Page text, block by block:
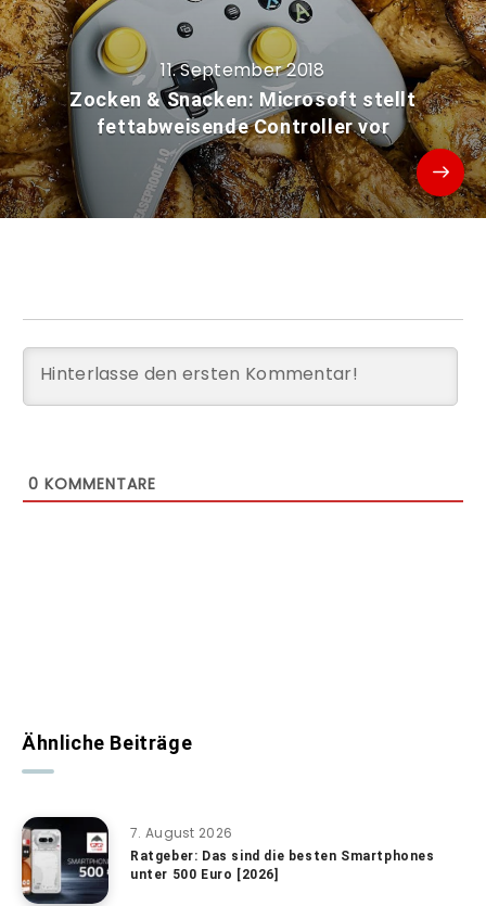
11. September 2018
Zocken & Snacken: Microsoft stellt
fettabweisende Controller vor
0 KOMMENTARE
Ähnliche Beiträge
7. August 2026
Ratgeber: Das sind die besten Smartphones
unter 500 Euro [2026]